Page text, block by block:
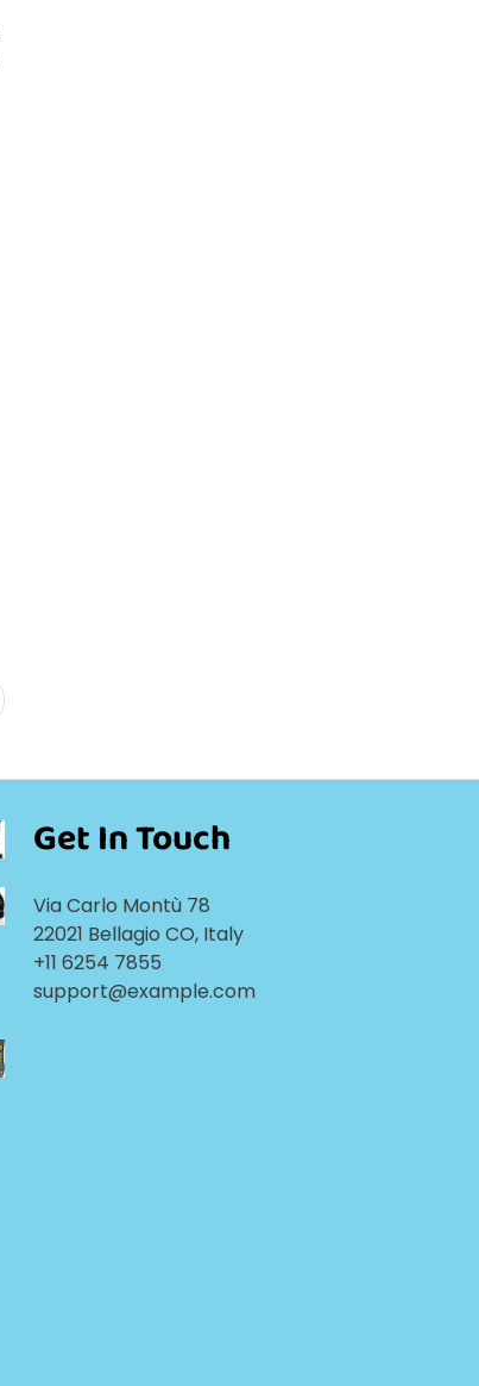
Get In Touch
Via Carlo Montù 78
22021 Bellagio CO, Italy
+11 6254 7855
support@example.com